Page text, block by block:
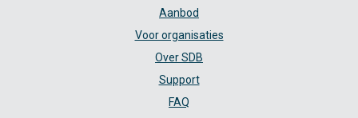
Aanbod
Voor organisaties
Over SDB
Support
FAQ